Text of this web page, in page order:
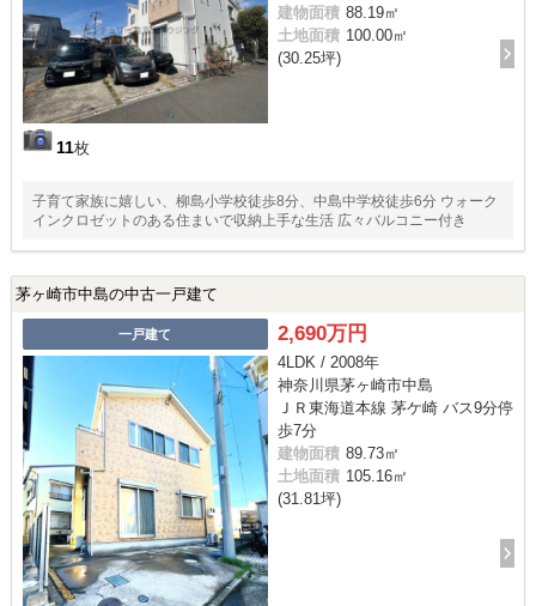
11枚
建物面積 88.19㎡
土地面積 100.00㎡
(30.25坪)
子育て家族に嬉しい、柳島小学校徒歩8分、中島中学校徒歩6分 ウォーク
インクロゼットのある住まいで収納上手な生活 広々バルコニー付き
茅ヶ崎市中島の中古一戸建て
一戸建て 2,690万円
4LDK / 2008年
神奈川県茅ヶ崎市中島
ＪＲ東海道本線 茅ケ崎 バス9分停
歩7分
建物面積 89.73㎡
土地面積 105.16㎡
(31.81坪)